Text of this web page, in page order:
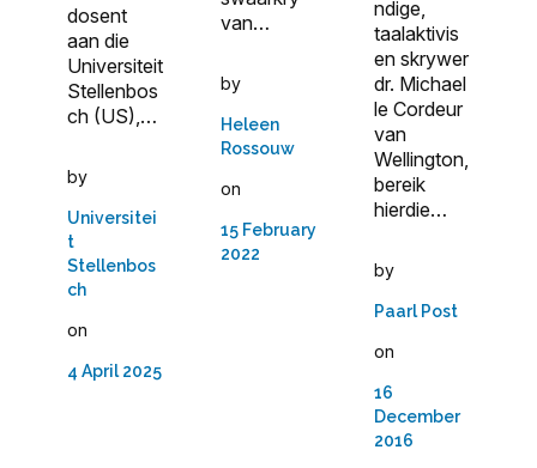
dosent
aan die
Universiteit
Stellenbos
ch (US),…
by
Universitei
t
Stellenbos
ch
on
4 April 2025
van…
by
Heleen
Rossouw
on
15 February
2022
ndige,
taalaktivis
en skrywer
dr. Michael
le Cordeur
van
Wellington,
bereik
hierdie…
by
Paarl Post
on
16
December
2016